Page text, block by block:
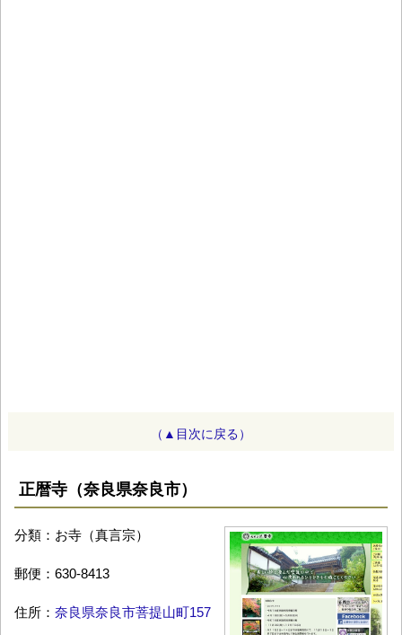
（▲目次に戻る）
正暦寺（奈良県奈良市）
分類：お寺（真言宗）
郵便：630-8413
住所： 奈良県奈良市菩提山町157